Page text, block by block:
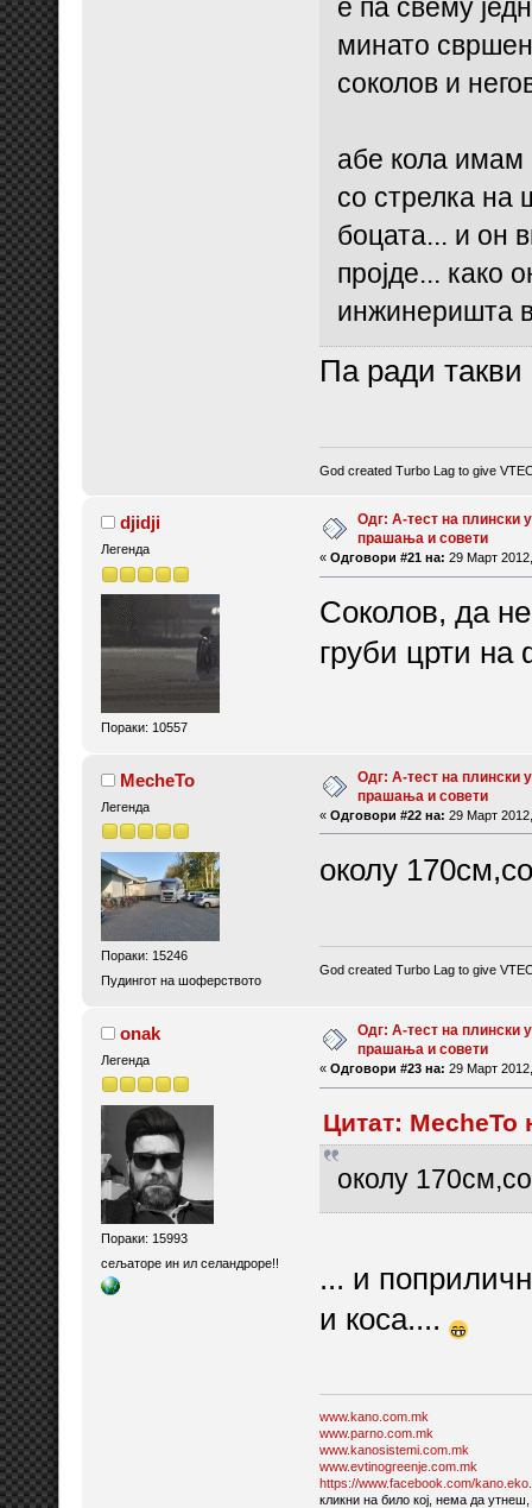
е па свему
минато
соколов и
абе кола имам
со стрелка на
боцата... и он
пројде... како
инжинеришта
Па ради такви
God created Turbo Lag to give
djidji
Легенда
Пораки: 10557
Одг: А-тест на плински
прашања и совети
« Одговори #21 на: 29 Март
Соколов, да
груби црти на
MecheTo
Легенда
Пораки: 15246
Пудингот на шоферството
Одг: А-тест на плински
прашања и совети
« Одговори #22 на: 29 Март
околу
God created Turbo Lag to give
onak
Легенда
Пораки: 15993
сељаторе ин ил селандроре!!
Одг: А-тест на плински
прашања и совети
« Одговори #23 на: 29 Март
Цитат: MecheTo
околу
... и
и коса....
www.kano.com.mk
www.parno.com.mk
www.kanosistemi.com.mk
www.evtinogreenje.com.mk
https://www.facebook.com/
кликни на било кој, нема да